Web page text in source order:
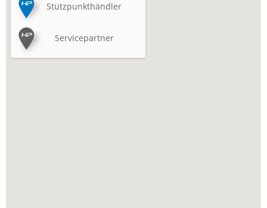
Stützpunkthändler
Servicepartner